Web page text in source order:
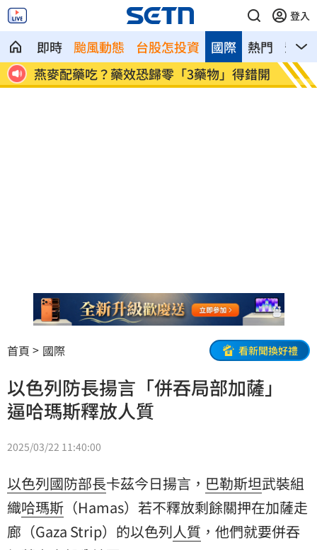
登入
即時 颱風動態 台股怎投資 熱門 影音
國際
設 燕麥配藥吃？藥效恐歸零「3藥物」得錯開 許富
首頁 國際 看新聞換好禮
以色列防長揚言「併吞局部加薩」
逼哈瑪斯釋放人質
2025/03/22 11:40:00
以色列國防部長卡茲今日揚言， 巴勒斯坦武裝組
織哈瑪斯 （Hamas）若不釋放剩餘關押在加薩走
廊 （Gaza Strip）的以色列人質 ，他們就要併吞